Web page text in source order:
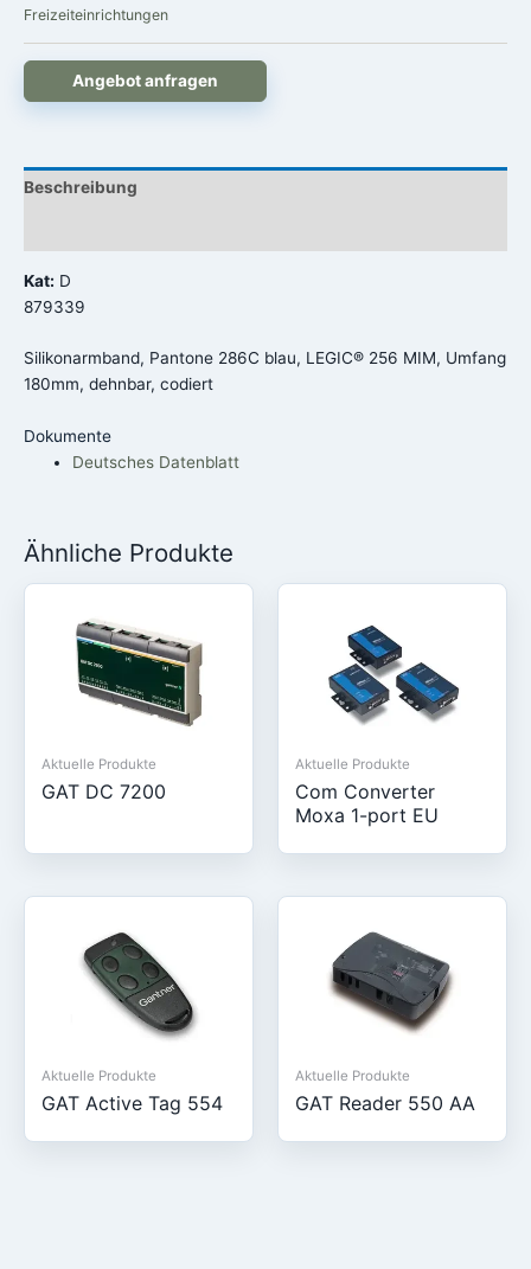
Freizeiteinrichtungen
Angebot anfragen
Beschreibung
Kat: D
879339
Silikonarmband, Pantone 286C blau, LEGIC® 256 MIM, Umfang
180mm, dehnbar, codiert
Dokumente
Deutsches Datenblatt
Ähnliche Produkte
Aktuelle Produkte
GAT DC 7200
Aktuelle Produkte
Com Converter
Moxa 1-port EU
Aktuelle Produkte
GAT Active Tag 554
Aktuelle Produkte
GAT Reader 550 AA